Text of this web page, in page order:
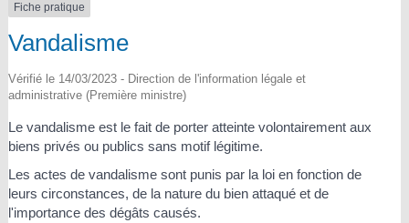
Fiche pratique
Vandalisme
Vérifié le 14/03/2023 - Direction de l'information légale et
administrative (Première ministre)
Le vandalisme est le fait de porter atteinte volontairement aux
biens privés ou publics sans motif légitime.
Les actes de vandalisme sont punis par la loi en fonction de
leurs circonstances, de la nature du bien attaqué et de
l'importance des dégâts causés.